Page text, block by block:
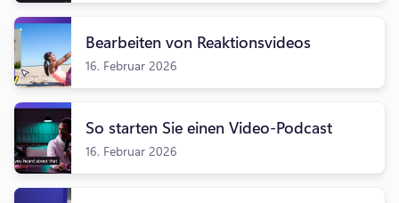
Bearbeiten von Reaktionsvideos
16. Februar 2026
So starten Sie einen Video-Podcast
16. Februar 2026